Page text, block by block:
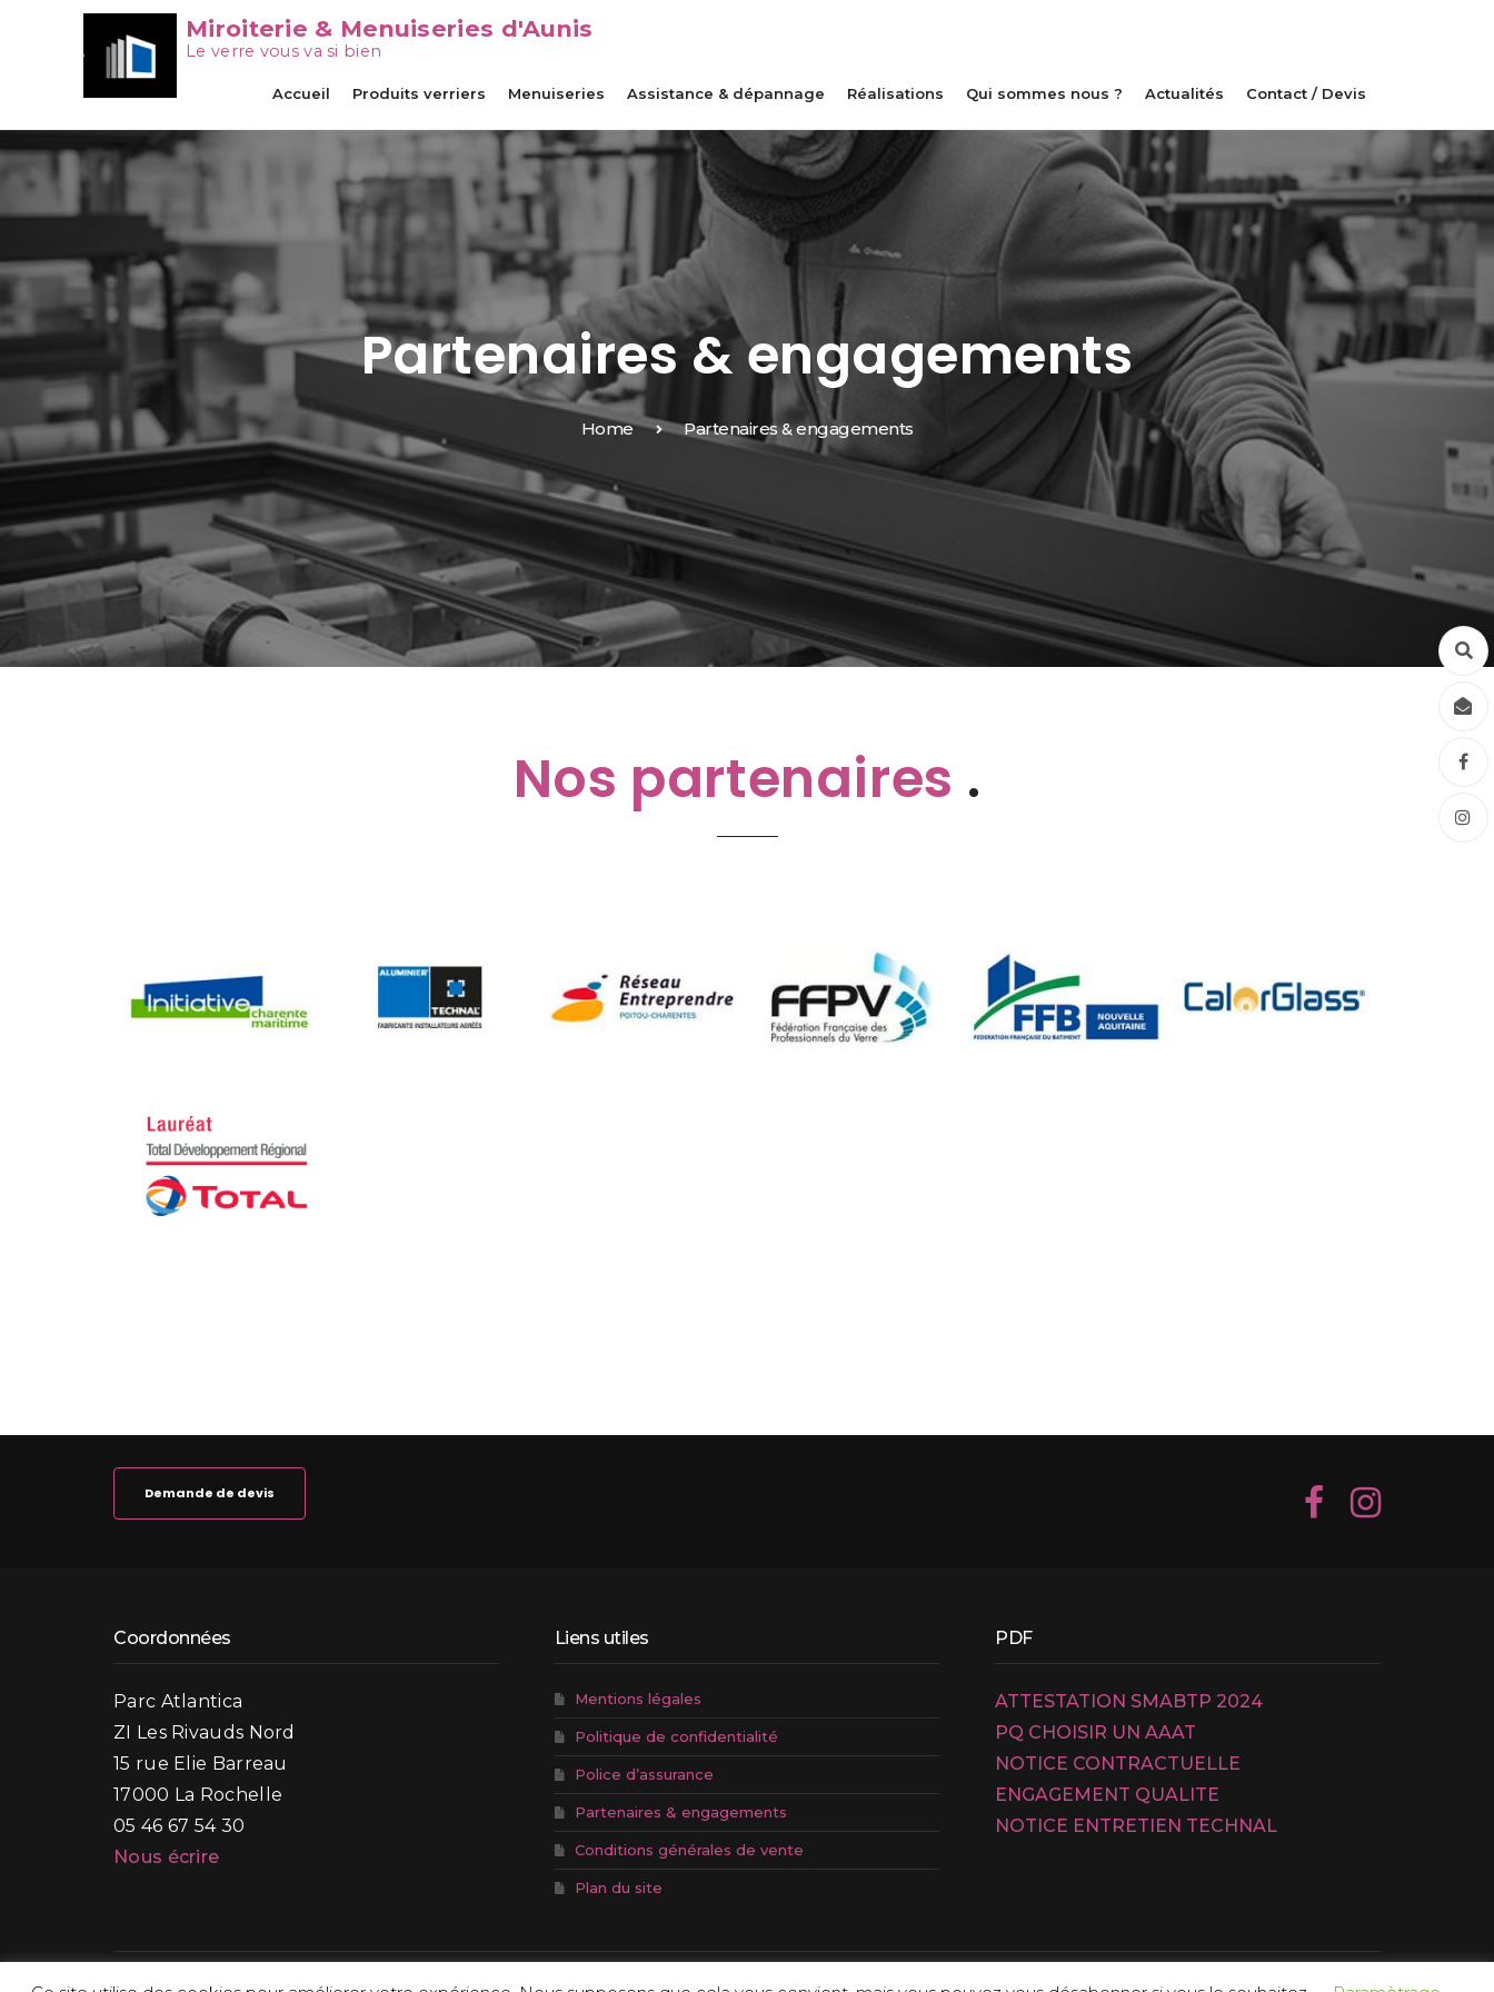
Miroiterie & Menuiseries d'Aunis
Le verre vous va si bien
Accueil Produits verriers Menuiseries Assistance & dépannage Réalisations Qui sommes nous ? Actualités Contact / Devis
Partenaires & engagements
Home Partenaires & engagements
Nos partenaires .
Demande de devis
Coordonnées
Parc Atlantica
ZI Les Rivauds Nord
15 rue Elie Barreau
17000 La Rochelle
05 46 67 54 30
Nous écrire
Liens utiles
Mentions légales
Politique de confidentialité
Police d’assurance
Partenaires & engagements
Conditions générales de vente
Plan du site
PDF
ATTESTATION SMABTP 2024
PQ CHOISIR UN AAAT
NOTICE CONTRACTUELLE
ENGAGEMENT QUALITE
NOTICE ENTRETIEN TECHNAL